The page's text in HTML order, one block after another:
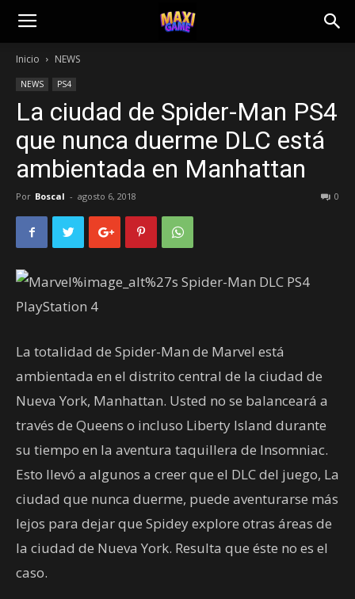
Inicio NEWS
NEWS PS4
La ciudad de Spider-Man PS4
que nunca duerme DLC está
ambientada en Manhattan
Por Boscal - agosto 6, 2018 0
La totalidad de Spider-Man de Marvel está
ambientada en el distrito central de la ciudad de
Nueva York, Manhattan. Usted no se balanceará a
través de Queens o incluso Liberty Island durante
su tiempo en la aventura taquillera de Insomniac.
Esto llevó a algunos a creer que el DLC del juego, La
ciudad que nunca duerme, puede aventurarse más
lejos para dejar que Spidey explore otras áreas de
la ciudad de Nueva York. Resulta que éste no es el
caso.